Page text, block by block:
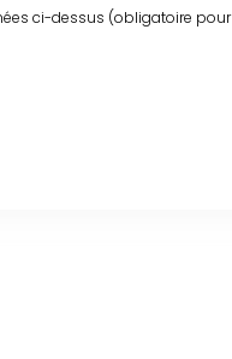
ci-dessus (obligatoire pour